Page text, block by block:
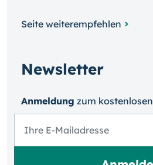
Seite weiterempfehlen
Newsletter
Anmeldung zum kosten­losen